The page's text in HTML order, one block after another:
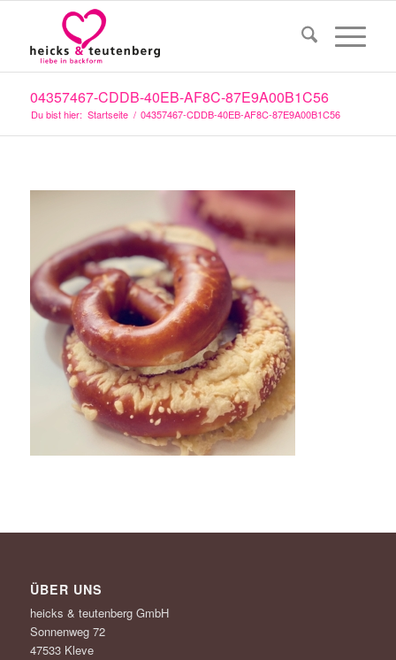
04357467-CDDB-40EB-AF8C-87E9A00B1C56
Du bist hier: Startseite / 04357467-CDDB-40EB-AF8C-87E9A00B1C56
ÜBER UNS
heicks & teutenberg GmbH
Sonnenweg 72
47533 Kleve